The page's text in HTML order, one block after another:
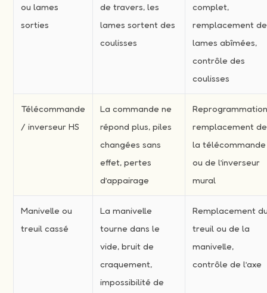
ou lames
sorties
de travers, les
lames sortent des
coulisses
complet,
remplacement de
lames abîmées,
contrôle des
coulisses
Télécommande
/ inverseur HS
La commande ne
répond plus, piles
changées sans
effet, pertes
d’appairage
remplacement de
la télécommande
ou de l’inverseur
mural
Manivelle ou
treuil cassé
La manivelle
tourne dans le
vide, bruit de
craquement,
impossibilité de
Remplacement
treuil ou de la
manivelle,
contrôle de l’axe